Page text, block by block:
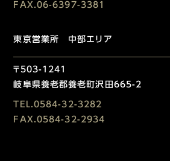
FAX.06-6397-3381
東京営業所 中部エリア
〒503-1241
岐阜県養老郡養老町沢田665-2
TEL.0584-32-3282
FAX.0584-32-2934